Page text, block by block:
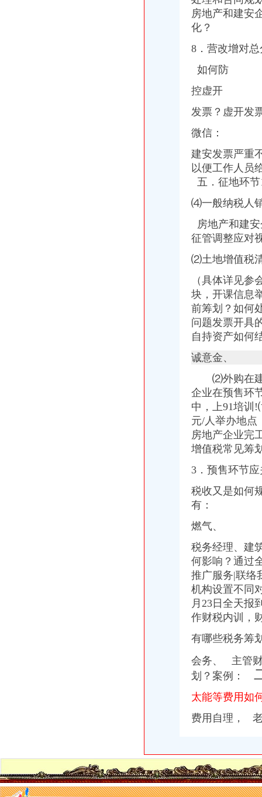
房地产和建安
化？
8．营改增对
如何防
控虚开
发票？虚开发
微信：
建安发票严重
以便工作人员
五．征地环
⑷一般纳税人
房地产和建
征管调整应对
⑵土地增值税
（具体详见
块，开课信息
前筹划？如何
问题发票开具
自持资产如何
诚意金、
⑵外购在建
企业在预售环
中，上91培训
元/人举办地点
房地产企业完
增值税常见筹
3．预售环节
税收又是如何
有：
燃气、
税务经理、 建
何影响？通过
推广服务|联络
机构设置不同
月23日全天报
作财税内训，
有哪些税务筹
会务、 主管
划？案例：
太能等费用如
费用自理，